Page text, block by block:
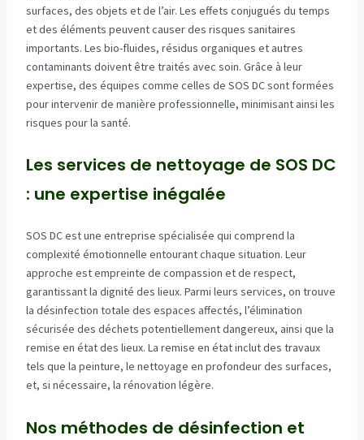
surfaces, des objets et de l’air. Les effets conjugués du temps
et des éléments peuvent causer des risques sanitaires
importants. Les bio-fluides, résidus organiques et autres
contaminants doivent être traités avec soin. Grâce à leur
expertise, des équipes comme celles de SOS DC sont formées
pour intervenir de manière professionnelle, minimisant ainsi les
risques pour la santé.
Les services de nettoyage de SOS DC
: une expertise inégalée
SOS DC est une entreprise spécialisée qui comprend la
complexité émotionnelle entourant chaque situation. Leur
approche est empreinte de compassion et de respect,
garantissant la dignité des lieux. Parmi leurs services, on trouve
la désinfection totale des espaces affectés, l’élimination
sécurisée des déchets potentiellement dangereux, ainsi que la
remise en état des lieux. La remise en état inclut des travaux
tels que la peinture, le nettoyage en profondeur des surfaces,
et, si nécessaire, la rénovation légère.
Nos méthodes de désinfection et